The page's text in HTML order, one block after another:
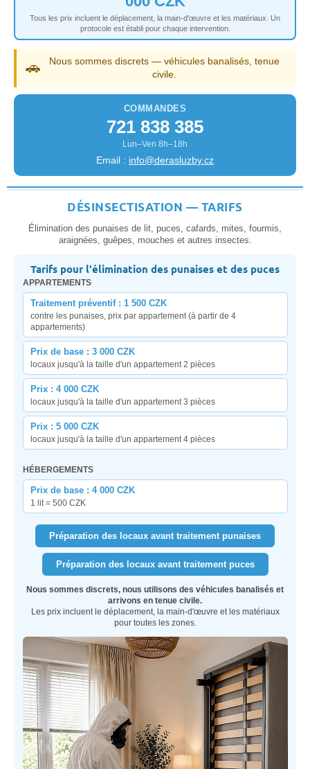
Tous les prix incluent le déplacement, la main-d'œuvre et les matériaux. Un
protocole est établi pour chaque intervention.
🚗
Nous sommes discrets — véhicules banalisés, tenue
civile.
COMMANDES
721 838 385
Lun–Ven 8h–18h
Email : info@derasluzby.cz
DÉSINSECTISATION — TARIFS
Élimination des punaises de lit, puces, cafards, mites, fourmis,
araignées, guêpes, mouches et autres insectes.
Tarifs pour l'élimination des punaises et des puces
APPARTEMENTS
Traitement préventif : 1 500 CZK
contre les punaises, prix par appartement (à partir de 4
appartements)
Prix de base : 3 000 CZK
locaux jusqu'à la taille d'un appartement 2 pièces
Prix : 4 000 CZK
locaux jusqu'à la taille d'un appartement 3 pièces
Prix : 5 000 CZK
locaux jusqu'à la taille d'un appartement 4 pièces
HÉBERGEMENTS
Prix de base : 4 000 CZK
1 lit = 500 CZK
Préparation des locaux avant traitement punaises
Préparation des locaux avant traitement puces
Nous sommes discrets, nous utilisons des véhicules banalisés et
arrivons en tenue civile.
Les prix incluent le déplacement, la main-d'œuvre et les matériaux
pour toutes les zones.